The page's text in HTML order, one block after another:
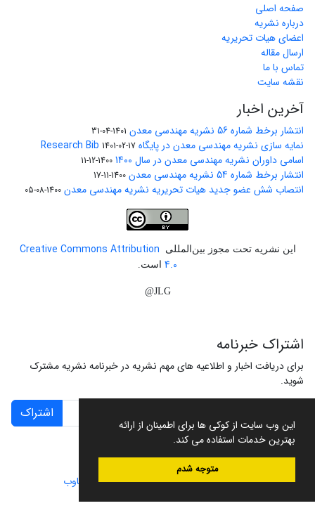
این وب سایت از کوکی ها برای اطمینان از ارائه
بهترین خدمات استفاده می کند.
متوجه شدم
صفحه اصلی
درباره نشریه
اعضای هیات تحریریه
ارسال مقاله
تماس با ما
نقشه سایت
آخرین اخبار
انتشار برخط شماره 56 نشریه مهندسی معدن 1401-04-31
نمایه سازی نشریه مهندسی معدن در پایگاه Research Bib 1401-02-17
اسامی داوران نشریه مهندسی معدن در سال 1400 1400-12-11
انتشار برخط شماره 54 نشریه مهندسی معدن 1400-11-17
انتصاب شش عضو جدید هیات تحریریه نشریه مهندسی معدن 1400-08-05
این نشریه تحت مجوز بین‌المللی
Creative Commons Attribution
4.0 است.
JLG@
اشتراک خبرنامه
برای دریافت اخبار و اطلاعیه های مهم نشریه در خبرنامه نشریه مشترک
شوید.
اشتراک
سامانه مدیریت نشریات علمی.طراحی و پیاده سازی از سیناوب